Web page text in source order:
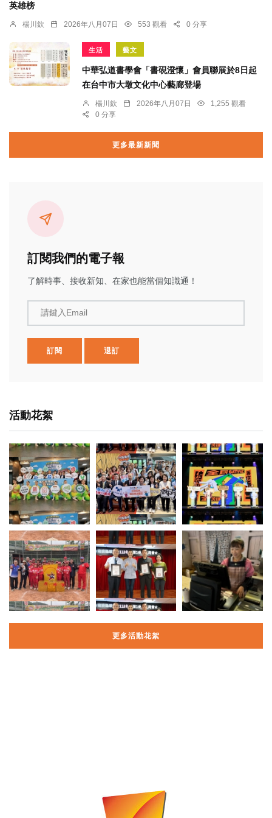
英雄榜
楊川欽 2026年八月07日 553 觀看 0 分享
生活 藝文
中華弘道書學會「書硯澄懷」會員聯展於8日起
在台中市大墩文化中心藝廊登場
楊川欽 2026年八月07日
1,255 觀看
0 分享
更多最新新聞
訂閱我們的電子報
了解時事、接收新知、在家也能當個知識通！
請鍵入Email
訂閱 退訂
活動花絮
更多活動花絮